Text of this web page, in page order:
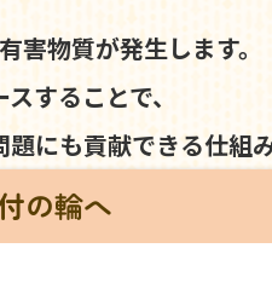
害物質が発生します。
スすることで、
題にも貢献できる仕組み
の輪へ